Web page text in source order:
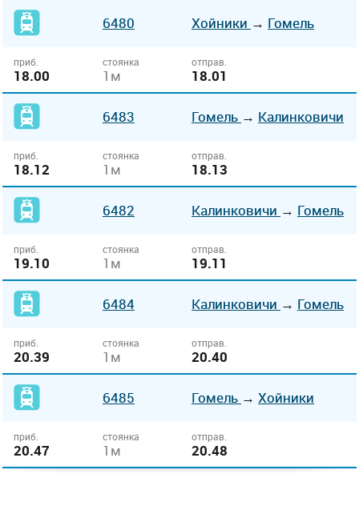
6480 Хойники → Гомель
приб.
18.00
стоянка
1м
отправ.
18.01
6483 Гомель → Калинковичи
приб.
18.12
стоянка
1м
отправ.
18.13
6482 Калинковичи → Гомель
приб.
19.10
стоянка
1м
отправ.
19.11
6484 Калинковичи → Гомель
приб.
20.39
стоянка
1м
отправ.
20.40
6485 Гомель → Хойники
приб.
20.47
стоянка
1м
отправ.
20.48